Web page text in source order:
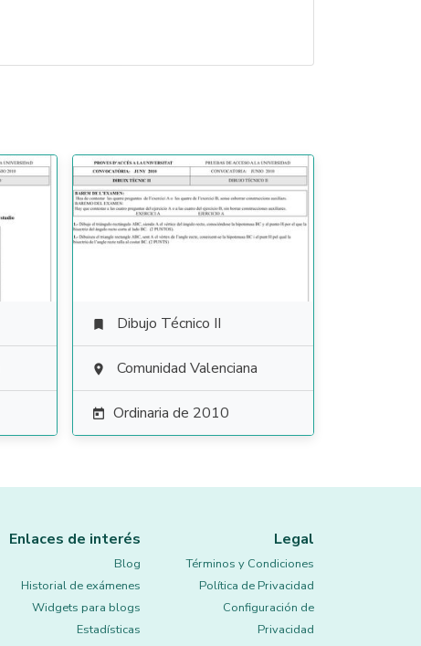
 Dibujo Técnico II
 Comunidad Valenciana
 Ordinaria de 2010
Enlaces de interés
Blog
Historial de exámenes
Widgets para blogs
Estadísticas
Legal
Términos y Condiciones
Política de Privacidad
Configuración de
Privacidad